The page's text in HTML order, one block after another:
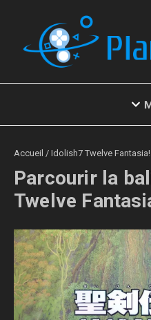
Accueil / Idolish7 Twelve Fantasia!
Parcourir la
Twelve